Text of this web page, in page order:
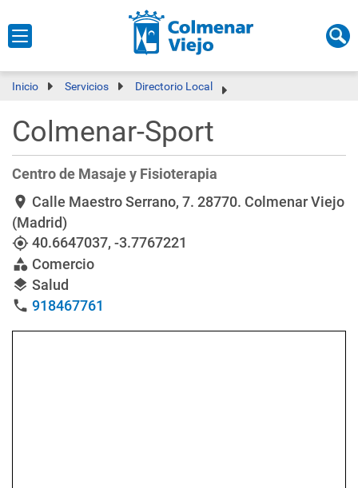
Inicio Servicios Directorio Local
Colmenar-Sport
Centro de Masaje y Fisioterapia
location_on Calle Maestro Serrano, 7. 28770. Colmenar Viejo
(Madrid)
my_location40.6647037, -3.7767221
category Comercio
layers Salud
phone 918467761